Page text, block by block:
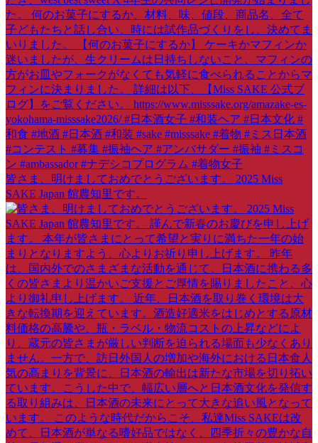
皆さま、明けましておめでとうございます。 2025 Miss
SAKE Japan 館農知里です。